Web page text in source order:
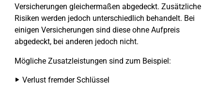
Versicherungen gleichermaßen abgedeckt. Zusätzliche
Risiken werden jedoch unterschiedlich behandelt. Bei
einigen Versicherungen sind diese ohne Aufpreis
abgedeckt, bei anderen jedoch nicht.
Mögliche Zusatzleistungen sind zum Beispiel:
Verlust fremder Schlüssel